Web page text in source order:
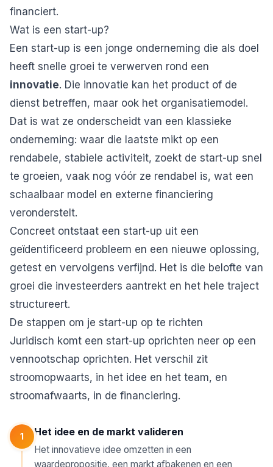
financiert.
Wat is een start-up?
Een start-up is een jonge onderneming die als doel
heeft snelle groei te verwerven rond een
innovatie. Die innovatie kan het product of de
dienst betreffen, maar ook het organisatiemodel.
Dat is wat ze onderscheidt van een klassieke
onderneming: waar die laatste mikt op een
rendabele, stabiele activiteit, zoekt de start-up snel
te groeien, vaak nog vóór ze rendabel is, wat een
schaalbaar model en externe financiering
veronderstelt.
Concreet ontstaat een start-up uit een
geïdentificeerd probleem en een nieuwe oplossing,
getest en vervolgens verfijnd. Het is die belofte van
groei die investeerders aantrekt en het hele traject
structureert.
De stappen om je start-up op te richten
Juridisch komt een start-up oprichten neer op een
vennootschap oprichten. Het verschil zit
stroomopwaarts, in het idee en het team, en
stroomafwaarts, in de financiering.
1 Het idee en de markt valideren
Het innovatieve idee omzetten in een
waardepropositie, een markt afbakenen en een